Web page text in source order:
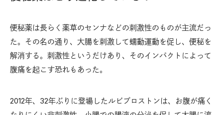
便秘薬は長らく薬草のセンナなどの刺激性のものが主流だっ
た。その名の通り、大腸を刺激して蠕動運動を促し、便秘を
解消する。刺激性というだけあり、そのインパクトによって
腹痛を起こす恐れもあった。
2012年、32年ぶりに登場したルビプロストンは、お腹が痛く